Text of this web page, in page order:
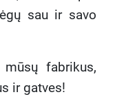
sau ir savo
fabrikus,
ir gatves!